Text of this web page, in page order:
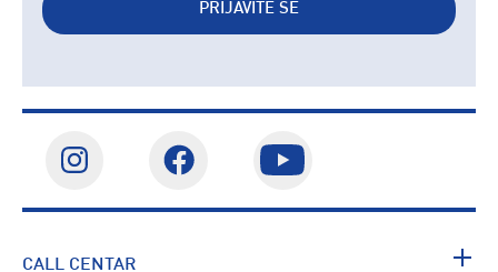
PRIJAVITE SE
CALL CENTAR